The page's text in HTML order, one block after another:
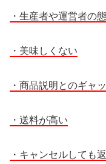
・生産者や運営者の
・美味しくない
・商品説明とのギャ
・送料が高い
・キャンセルしても